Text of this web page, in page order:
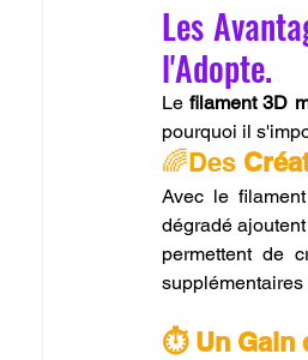
Les
l'Adopte.
Le filament 3D
pourquoi il
🌈Des
Avec le
dégradé
permettent de
supplémentaires
⏱️ Un Gain